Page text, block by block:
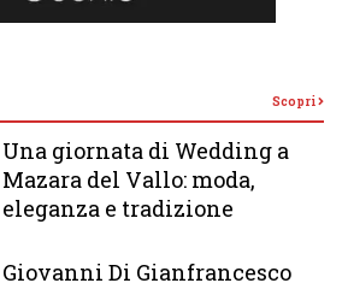
Scopri
Una giornata di Wedding a
Mazara del Vallo: moda,
eleganza e tradizione
Giovanni Di Gianfrancesco